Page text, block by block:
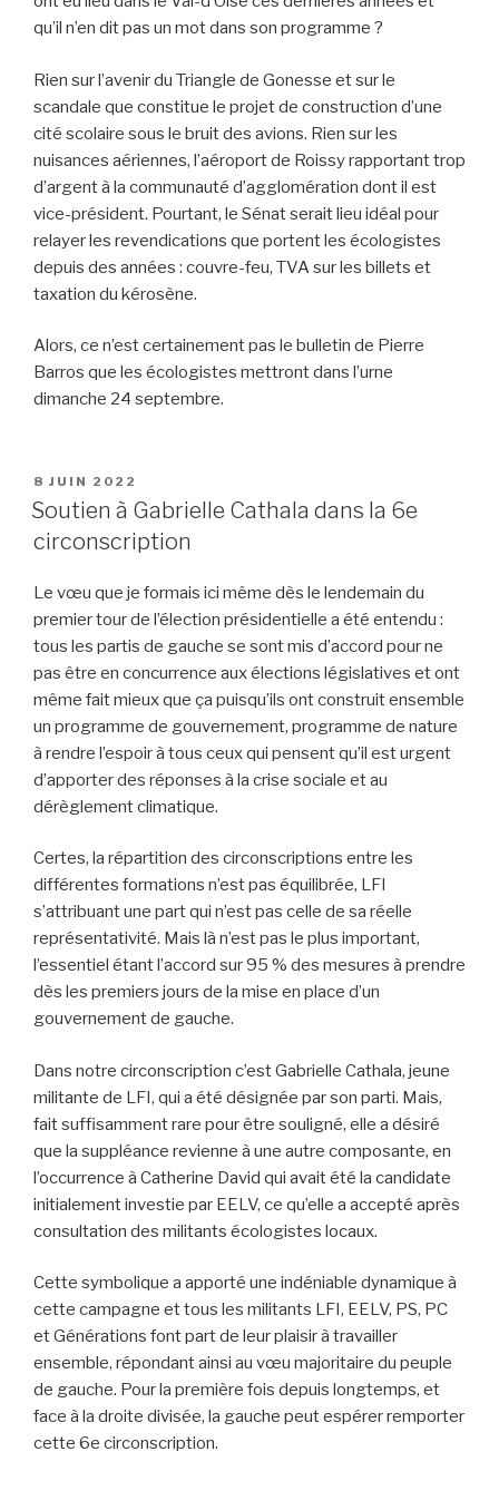
qu’il n’en dit pas un mot dans son programme ?
Rien sur l’avenir du Triangle de Gonesse et sur le
scandale que constitue le projet de construction d’une
cité scolaire sous le bruit des avions. Rien sur les
nuisances aériennes, l’aéroport de Roissy rapportant trop
d’argent à la communauté d’agglomération dont il est
vice-président. Pourtant, le Sénat serait lieu idéal pour
relayer les revendications que portent les écologistes
depuis des années : couvre-feu, TVA sur les billets et
taxation du kérosène.
Alors, ce n’est certainement pas le bulletin de Pierre
Barros que les écologistes mettront dans l’urne
dimanche 24 septembre.
PUBLIÉ
LE
8 JUIN 2022
Soutien à Gabrielle Cathala dans la 6e
circonscription
Le vœu que je formais ici même dès le lendemain du
premier tour de l’élection présidentielle a été entendu :
tous les partis de gauche se sont mis d’accord pour ne
pas être en concurrence aux élections législatives et ont
même fait mieux que ça puisqu’ils ont construit ensemble
un programme de gouvernement, programme de nature
à rendre l’espoir à tous ceux qui pensent qu’il est urgent
d’apporter des réponses à la crise sociale et au
dérèglement climatique.
Certes, la répartition des circonscriptions entre les
différentes formations n’est pas équilibrée, LFI
s’attribuant une part qui n’est pas celle de sa réelle
représentativité. Mais là n’est pas le plus important,
l’essentiel étant l’accord sur 95 % des mesures à prendre
dès les premiers jours de la mise en place d’un
gouvernement de gauche.
Dans notre circonscription c’est Gabrielle Cathala, jeune
militante de LFI, qui a été désignée par son parti. Mais,
fait suffisamment rare pour être souligné, elle a désiré
que la suppléance revienne à une autre composante, en
l’occurrence à Catherine David qui avait été la candidate
initialement investie par EELV, ce qu’elle a accepté après
consultation des militants écologistes locaux.
Cette symbolique a apporté une indéniable dynamique à
cette campagne et tous les militants LFI, EELV, PS, PC
et Générations font part de leur plaisir à travailler
ensemble, répondant ainsi au vœu majoritaire du peuple
de gauche. Pour la première fois depuis longtemps, et
face à la droite divisée, la gauche peut espérer remporter
cette 6e circonscription.